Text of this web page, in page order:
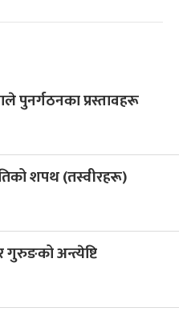
पुनर्गठनका प्रस्तावहरू
शपथ (तस्वीरहरू)
गुरुङको अन्त्येष्टि